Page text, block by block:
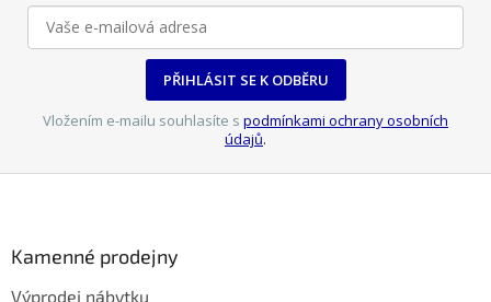
PŘIHLÁSIT SE K ODBĚRU
Vložením e-mailu souhlasíte s podmínkami ochrany osobních
údajů.
Kamenné prodejny
Výprodej nábytku